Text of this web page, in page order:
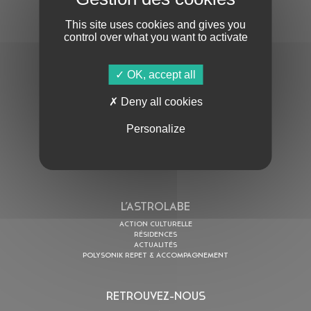
L’ASTROLABE
ACTION CULTURELLE
RÉSIDENCES
ACTUALITÉS
POLYSONIK REPET & ACCOMPAGNEMENT
RETROUVEZ-NOUS
This site uses cookies and gives you
control over what you want to activate
OK, accept all
Deny all cookies
Personalize